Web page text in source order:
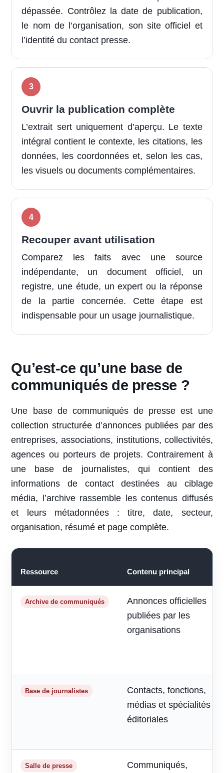
dépassée. Contrôlez la date de publication,
le nom de l’organisation, son site officiel et
l’identité du contact presse.
Ouvrir la publication complète
L’extrait sert uniquement d’aperçu. Le texte
intégral contient le contexte, les citations, les
données, les coordonnées et, selon les cas,
les visuels ou documents complémentaires.
Recouper avant utilisation
Comparez les faits avec une source
indépendante, un document officiel, un
registre, une étude, un expert ou la réponse
de la partie concernée. Cette étape est
indispensable pour un usage journalistique.
Qu’est-ce qu’une base de
communiqués de presse ?
Une base de communiqués de presse est une
collection structurée d’annonces publiées par des
entreprises, associations, institutions, collectivités,
agences ou porteurs de projets. Contrairement à
une base de journalistes, qui contient des
informations de contact destinées au ciblage
média, l’archive rassemble les contenus diffusés
et leurs métadonnées : titre, date, secteur,
organisation, résumé et page complète.
Ressource Contenu principal
Archive de communiqués
Annonces officielles
publiées par les
organisations
Base de journalistes
Contacts, fonctions,
médias et spécialités
éditoriales
Salle de presse
Communiqués,